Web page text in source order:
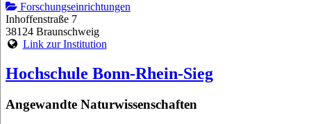
Forschungseinrichtungen
Inhoffenstraße 7
38124 Braunschweig
Link zur Institution
Hochschule Bonn-Rhein-Sieg
Angewandte Naturwissenschaften